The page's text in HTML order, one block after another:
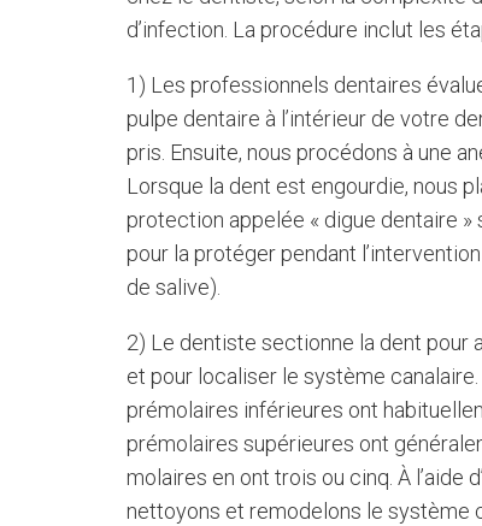
d’infection. La procédure inclut les
1) Les professionnels dentaires
pulpe dentaire à l’intérieur de votre
pris. Ensuite, nous procédons à une
Lorsque la dent est engourdie, nous
protection appelée « digue dentaire »
pour la protéger pendant
de salive).
2) Le dentiste sectionne la dent pour
et pour localiser le système
prémolaires inférieures ont
prémolaires supérieures ont
molaires en ont trois ou cinq. À l’aide
nettoyons et remodelons le système